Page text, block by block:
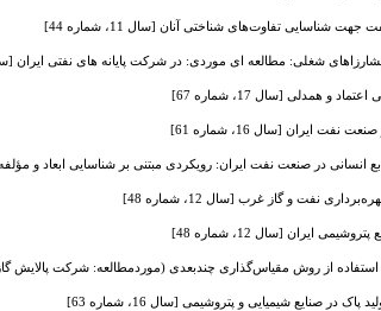
تفاوت‌های شناختی آنان [سال 11، شماره 44]
شغلی: مطالعه ای موردی: در شرکت پایانه های نفتی ایران [سال 4،
[سال 17، شماره 67]
[سال 16، شماره 61]
در صنعت نفت ایران: رویکردی مبتنی بر شناسایی ابعاد و مؤلفه‌های
نفت و گاز غرب [سال 12، شماره 48]
ایران [سال 12، شماره 48]
از روش مقیاس‌گذاری چندبعدی (موردمطالعه: شرکت پالایش گاز
شیمیایی و پتروشیمی [سال 16، شماره 63]